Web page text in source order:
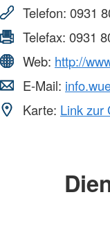
Telefon: 0931
Telefax: 0931
Web: http://
E-Mail:
Karte: Link zur